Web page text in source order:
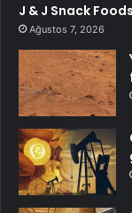
J & J Snack
Ağustos 7, 2026